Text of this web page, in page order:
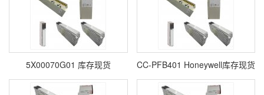
5X00070G01 库存现货 CC-PFB401 Honeywell库存现货